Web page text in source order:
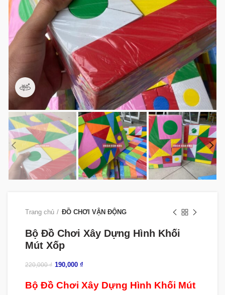
360 product view
Trang chủ ĐỒ CHƠI VẬN ĐỘNG
Bộ Đồ Chơi Xây Dựng Hình Khối
Mút Xốp
220,000₫ 190,000 ₫
Bộ Đồ Chơi Xây Dựng Hình Khối Mút